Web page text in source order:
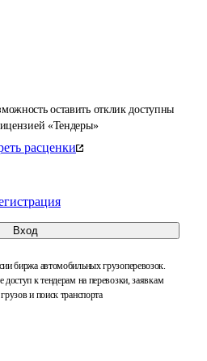
оставить отклик доступны
«Тендеры»
расценки
Вход
биржа автомобильных грузоперевозок.
доступ к тендерам на перевозки, заявкам
и поиск транспорта